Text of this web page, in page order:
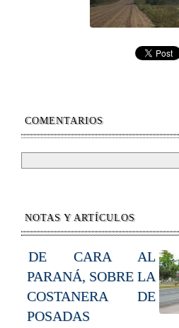
COMENTARIOS
NOTAS Y ARTÍCULOS
DE CARA AL
PARANÁ, SOBRE LA
COSTANERA DE
POSADAS